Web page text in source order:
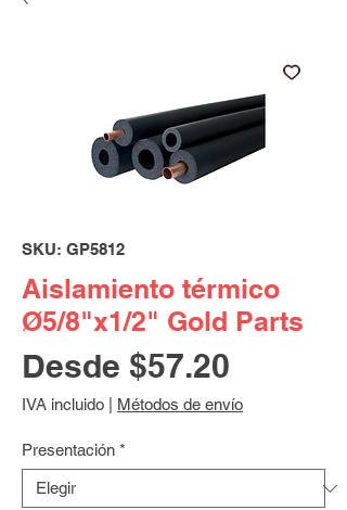
SKU: GP5812
Aislamiento térmico
Ø5/8"x1/2" Gold Parts
Desde $57.20
de
IVA incluido Métodos de envío
Presentación *